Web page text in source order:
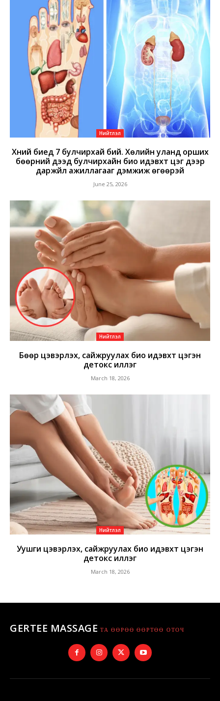
Нийтлэл
Хүний биед 7 булчирхай бий. Хөлийн уланд орших
бөөрний дээд булчирхайн био идэвхт цэг дээр
даржүйл ажиллагааг дэмжиж өгөөрэй
June 25, 2026
Нийтлэл
Бөөр цэвэрлэх, сайжруулах био идэвхт цэгэн
детокс иллэг
March 18, 2026
Нийтлэл
Уушги цэвэрлэх, сайжруулах био идэвхт цэгэн
детокс иллэг
March 18, 2026
GERTEE MASSAGE ТА ӨӨРӨӨ ӨӨРТӨӨ ОТОЧ